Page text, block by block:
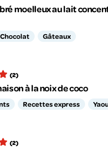
moelleux au lait
Chocolat Gâteaux
(2)
à la noix de coco
Recettes express
(2)